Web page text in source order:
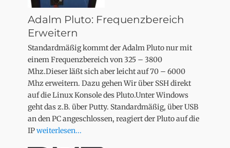
Adalm Pluto: Frequenzbereich
Erweitern
Standardmäßig kommt der Adalm Pluto nur mit
einem Frequenzbereich von 325 – 3800
Mhz.Dieser läßt sich aber leicht auf 70 – 6000
Mhz erweitern. Dazu gehen Wir über SSH direkt
auf die Linux Konsole des Pluto.Unter Windows
geht das z.B. über Putty. Standardmäßig, über USB
an den PC angeschlossen, reagiert der Pluto auf die
IPweiterlesen...